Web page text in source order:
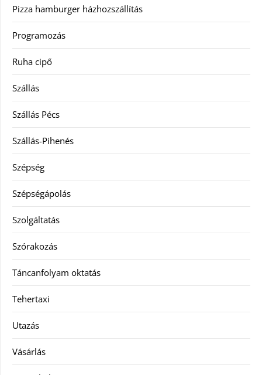
Pizza hamburger házhozszállítás
Programozás
Ruha cipő
Szállás
Szállás Pécs
Szállás-Pihenés
Szépség
Szépségápolás
Szolgáltatás
Szórakozás
Táncanfolyam oktatás
Tehertaxi
Utazás
Vásárlás